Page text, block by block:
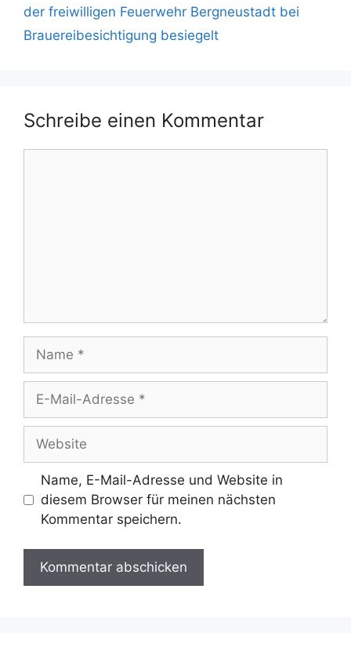
der freiwilligen Feuerwehr Bergneustadt bei
Brauereibesichtigung besiegelt
Schreibe einen Kommentar
Mail-
Adresse
Name, E-Mail-Adresse und Website in
diesem Browser für meinen nächsten
Kommentar speichern.